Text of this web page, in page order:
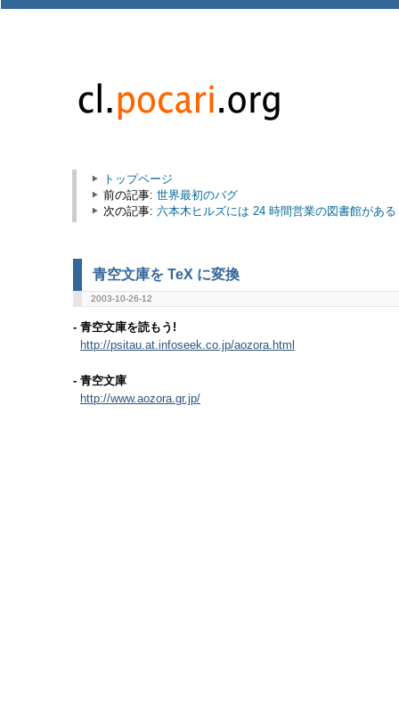
トップページ
前の記事: 世界最初のバグ
次の記事: 六本木ヒルズには 24 時間営業の図書館がある
青空文庫を TeX に変換
2003-10-26-12
- 青空文庫を読もう!
http://psitau.at.infoseek.co.jp/aozora.html
- 青空文庫
http://www.aozora.gr.jp/